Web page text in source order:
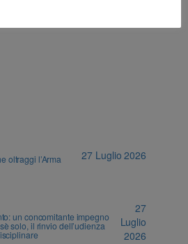
oltraggi l’Arma 27 Luglio 2026
un concomitante impegno
solo, il rinvio dell’udienza
27
Luglio
2026